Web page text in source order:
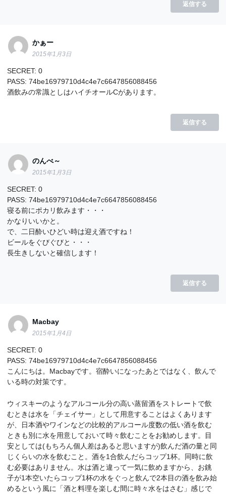
返信する
かぁー
2015年1月3日
SECRET: 0
PASS: 74be16979710d4c4e7c6647856088456
酒飲みの常識としはハイチオールCがあります。
返信する
のんべ～
2015年1月3日
SECRET: 0
PASS: 74be16979710d4c4e7c6647856088456
寝る前にポカリ飲みます・・・
かなりいいかと。
で、二日酔いひどい時は迎え酒ですね！
ビールをぐびぐびと・・・
長生きしないと確信します！
返信する
Macbay
2015年1月4日
SECRET: 0
PASS: 74be16979710d4c4e7c6647856088456
こんにちは。Macbayです。宿酔いになったあとではなく、飲んで
いる時の対策です。
ウィスキーのようなアルコール分の高い蒸留酒をストレートで飲
むときは水を「チェイサー」として用意することはよくあります
が、日本酒やワインなどの比較的アルコール度数の低い酒を飲む
ときも別に水を用意しておいて時々飲むことをお勧めします。目
安としては(もちろん個人差はあると思いますが)飲んだ酒の量と同
じくらいの水を飲むこと。酒を1合飲んだらコップ1杯。同時に飲
む必要はありません。水は酒と違って一気に飲めますから、お銚
子が1本空いたらコップ1杯の水をぐっと飲んで2本目の酒を飲み始
めるという風に「酒と料理を楽しむ間に時々水をはさむ」感じで